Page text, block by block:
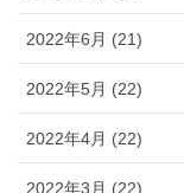
2022年6月 (21)
2022年5月 (22)
2022年4月 (22)
2022年3月 (22)